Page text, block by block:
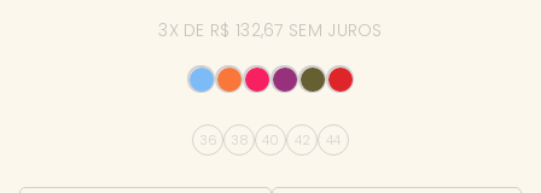
3X DE R$ 132,67 SEM JUROS
36 38 40 42 44